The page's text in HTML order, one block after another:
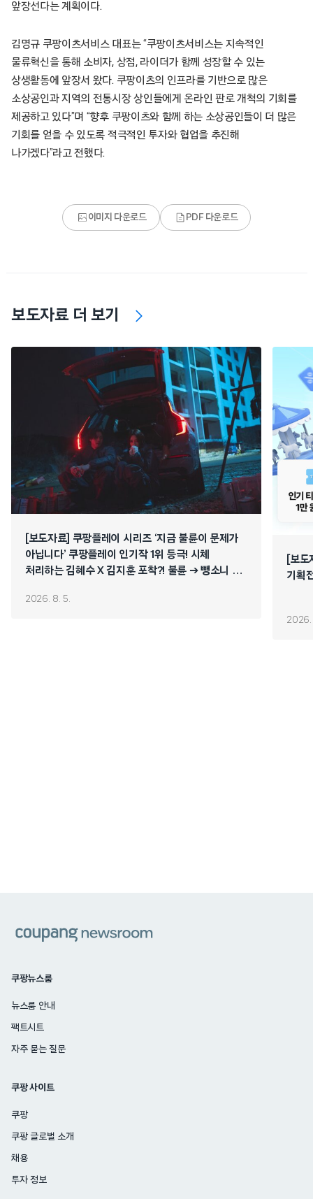
앞장선다는 계획이다.
김명규 쿠팡이츠서비스 대표는 “쿠팡이츠서비스는 지속적인
물류혁신을 통해 소비자, 상점, 라이더가 함께 성장할 수 있는
상생활동에 앞장서 왔다. 쿠팡이츠의 인프라를 기반으로 많은
소상공인과 지역의 전통시장 상인들에게 온라인 판로 개척의 기회를
제공하고 있다”며 “향후 쿠팡이츠와 함께 하는 소상공인들이 더 많은
기회를 얻을 수 있도록 적극적인 투자와 협업을 추진해
나가겠다”라고 전했다.
이미지 다운로드 PDF 다운로드
보도자료 더 보기
[보도자료] 쿠팡플레이 시리즈 ‘지금 불륜이 문제가
아닙니다’ 쿠팡플레이 인기작 1위 등극! 시체
처리하는 김혜수 X 김지훈 포착?! 불륜 ➔ 뺑소니 ➔
2026. 8. 5.
[보
기획
2026.
쿠팡뉴스룸
뉴스룸 안내
팩트시트
자주 묻는 질문
쿠팡 사이트
쿠팡
쿠팡 글로벌 소개
채용
투자 정보